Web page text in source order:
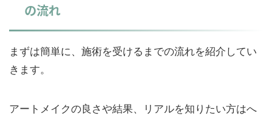
の流れ
まずは簡単に、施術を受けるまでの流れを紹介してい
きます。
アートメイクの良さや結果、リアルを知りたい方はへ